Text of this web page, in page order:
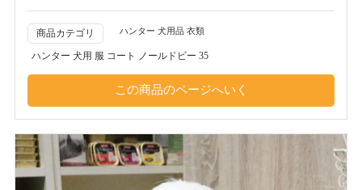
商品カテゴリ ハンター 犬用品 衣類
ハンター 犬用 服 コート ノールドビー 35